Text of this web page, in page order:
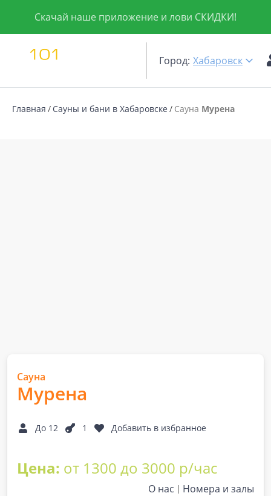
Скачай наше приложение и лови СКИДКИ!
Город: Хабаровск
Главная Сауны и бани в Хабаровске Сауна Мурена
Сауна
Мурена
До 12 1 Добавить в избранное
Цена: от 1300 до 3000 р/час
О нас
Номера и залы